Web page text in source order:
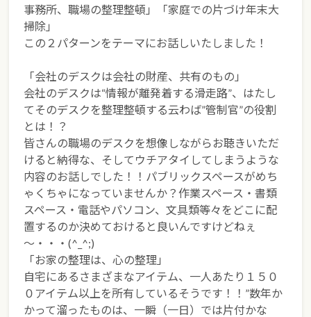
事務所、職場の整理整頓」「家庭での片づけ年末大
掃除」
この２パターンをテーマにお話しいたしました！
「会社のデスクは会社の財産、共有のもの」
会社のデスクは“情報が離発着する滑走路”、はたし
てそのデスクを整理整頓する云わば”管制官”の役割
とは！？
皆さんの職場のデスクを想像しながらお聴きいただ
けると納得な、そしてウチアタイしてしまうような
内容のお話しでした！！パブリックスペースがめち
ゃくちゃになっていませんか？作業スペース・書類
スペース・電話やパソコン、文具類等々をどこに配
置するのか決めておけると良いんですけどねぇ
～・・・(^_^;)
「お家の整理は、心の整理」
自宅にあるさまざまなアイテム、一人あたり１５０
０アイテム以上を所有しているそうです！！”数年か
かって溜ったものは、一瞬（一日）では片付かな